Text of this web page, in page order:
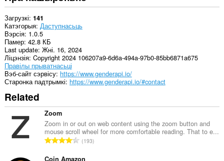
Загрузкі 141
Катэгорыя Даступнасьць
Вэрсія 1.0.5
Памер 42.8 КБ
Last update Жні. 16, 2024
Ліцэнзія Copyright 2024 106207a9-6d6a-494a-97b0-85bb6871a675
Правілы прыватнасьці
Вэб-сайт сэрвісу https://www.genderapi.io/
Старонка падтрымкі https://www.genderapi.io/#contact
Related
Zoom
Zoom in or out on web content using the zoom button and
mouse scroll wheel for more comfortable reading. That to e...
А193